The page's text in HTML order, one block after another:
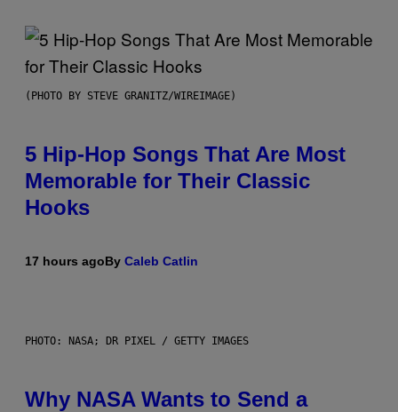
(PHOTO BY STEVE GRANITZ/WIREIMAGE)
5 Hip-Hop Songs That Are Most
Memorable for Their Classic
Hooks
17 hours agoBy Caleb Catlin
PHOTO: NASA; DR PIXEL / GETTY IMAGES
Why NASA Wants to Send a